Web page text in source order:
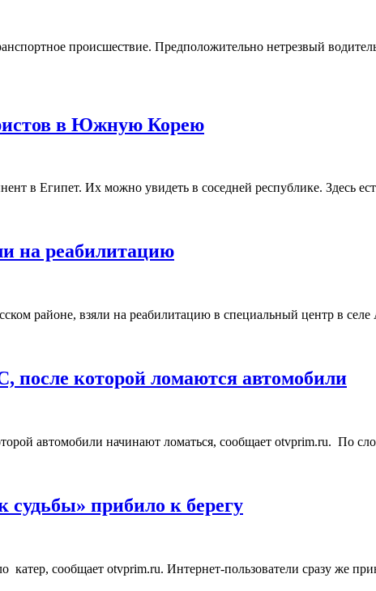
происшествие. Предположительно нетрезвый
в Южную Корею
в Египет. Их можно увидеть в соседней республике. Здесь
на реабилитацию
районе, взяли на реабилитацию в специальный центр в
после которой ломаются автомобили
автомобили начинают ломаться, сообщает otvprim.ru. По
судьбы» прибило к берегу
сообщает otvprim.ru. Интернет-пользователи сразу же